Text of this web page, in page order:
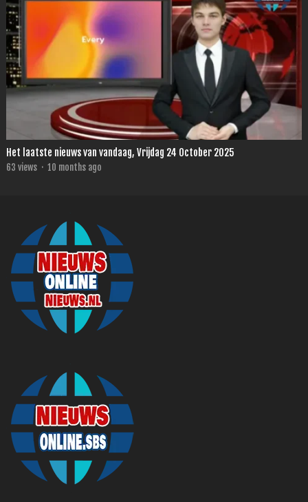
Het laatste nieuws van vandaag, Vrijdag 24 October 2025
63 views · 10 months ago